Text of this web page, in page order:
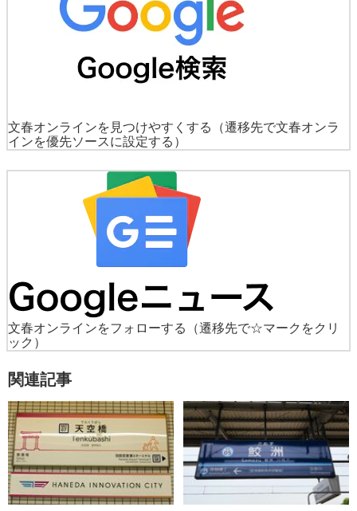
文春オンラインを見つけやすくする
（遷移先で文春オンラ
インを優先ソースに設定する）
文春オンラインをフォローする
（遷移先で☆マークをクリ
ック）
関連記事